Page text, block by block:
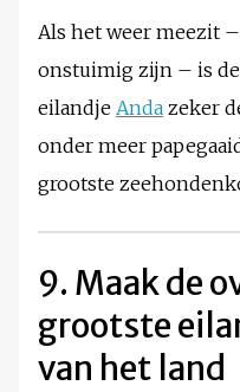
Als het weer meezit
onstuimig zijn – is
eilandje Anda zeker
onder meer
grootste
9. Maak de
grootste
van het land